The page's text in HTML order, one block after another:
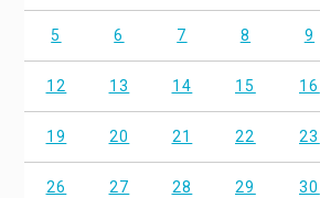
5 6 7 8 9
12 13 14 15 16
19 20 21 22 23
26 27 28 29 30